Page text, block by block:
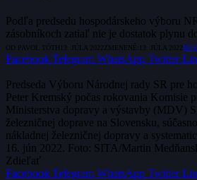
Podľa predsedu hospodárskeho výboru
zásobníkoch zatiaľ nie je dostatok plynu
OD PAVOL TÓTH 13. JÚLA 2022 ZMENENÉ: 13. JÚLA 2022
Facebook Telegram WhatsApp Twitter
Predseda Výboru Národnej rady SR pre
Peter Kremský počas rokovania Komisie
Ministerstva dopravy a výstavby (MDV)
železničnej doprave na Slovensku,
nákladnej železničnej dopravy a
16. jún 2022. Foto: SITA/Martin
Zdieľať
Facebook Telegram WhatsApp Twitter